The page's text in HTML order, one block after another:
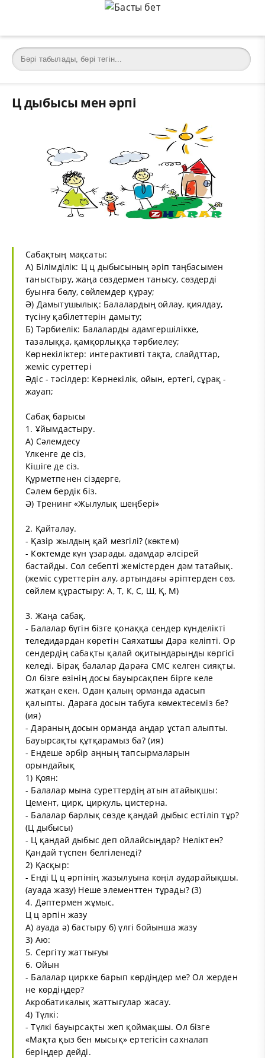
Ц дыбысы мен әрпі
Сабақтың мақсаты:
А) Білімділік: Ц ц дыбысының әріп таңбасымен
таныстыру, жаңа сөздермен танысу, сөздерді
буынға бөлу, сөйлемдер құрау;
Ә) Дамытушылық: Балалардың ойлау, қиялдау,
түсіну қабілеттерін дамыту;
Б) Тәрбиелік: Балаларды адамгершілікке,
тазалыққа, қамқорлыққа тәрбиелеу;
Көрнекіліктер: интерактивті тақта, слайдттар,
жеміс суреттері
Әдіс - тәсілдер: Көрнекілік, ойын, ертегі, сұрақ -
жауап;
Сабақ барысы
1. Ұйымдастыру.
А) Сәлемдесу
Үлкенге де сіз,
Кішіге де сіз.
Құрметпенен сіздерге,
Сәлем бердік біз.
Ә) Тренинг «Жылулық шеңбері»
2. Қайталау.
- Қазір жылдың қай мезгілі? (көктем)
- Көктемде күн ұзарады, адамдар әлсірей
бастайды. Сол себепті жемістерден дәм татайық.
(жеміс суреттерін алу, артындағы әріптерден сөз,
сөйлем құрастыру: А, Т, К, С, Ш, Қ, М)
3. Жаңа сабақ.
- Балалар бүгін бізге қонаққа сендер күнделікті
теледидардан көретін Саяхатшы Дара келіпті. Ор
сендердің сабақты қалай оқитындарыңды көргісі
келеді. Бірақ балалар Дараға СМС келген сияқты.
Ол бізге өзінің досы бауырсақпен бірге келе
жатқан екен. Одан қалың орманда адасып
қалыпты. Дараға досын табуға көмектесеміз бе?
(ия)
- Дараның досын орманда аңдар ұстап алыпты.
Бауырсақты құтқарамыз ба? (ия)
- Ендеше әрбір аңның тапсырмаларын
орындайық
1) Қоян:
- Балалар мына суреттердің атын атайықшы:
Цемент, цирк, циркуль, цистерна.
- Балалар барлық сөзде қандай дыбыс естіліп тұр?
(Ц дыбысы)
- Ц қандай дыбыс деп ойлайсыңдар? Неліктен?
Қандай түспен белгіленеді?
2) Қасқыр:
- Енді Ц ц әрпінің жазылуына көңіл аударайықшы.
(ауада жазу) Неше элементтен тұрады? (3)
4. Дәптермен жұмыс.
Ц ц әрпін жазу
А) ауада ә) бастыру б) үлгі бойынша жазу
3) Аю:
5. Сергіту жаттығуы
6. Ойын
- Балалар циркке барып көрдіңдер ме? Ол жерден
не көрдіңдер?
Акробатикалық жаттығулар жасау.
4) Түлкі:
- Түлкі бауырсақты жеп қоймақшы. Ол бізге
«Мақта қыз бен мысық» ертегісін сахналап
беріңдер дейді.